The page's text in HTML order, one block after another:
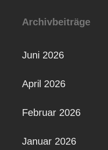
Archivbeiträge
Juni 2026
April 2026
Februar 2026
Januar 2026